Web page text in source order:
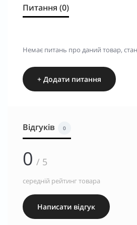
Питання (0)
Немає питань про даний товар,
+ Додати питання
Відгуків 0
0 / 5
середній рейтинг товара
Написати відгук